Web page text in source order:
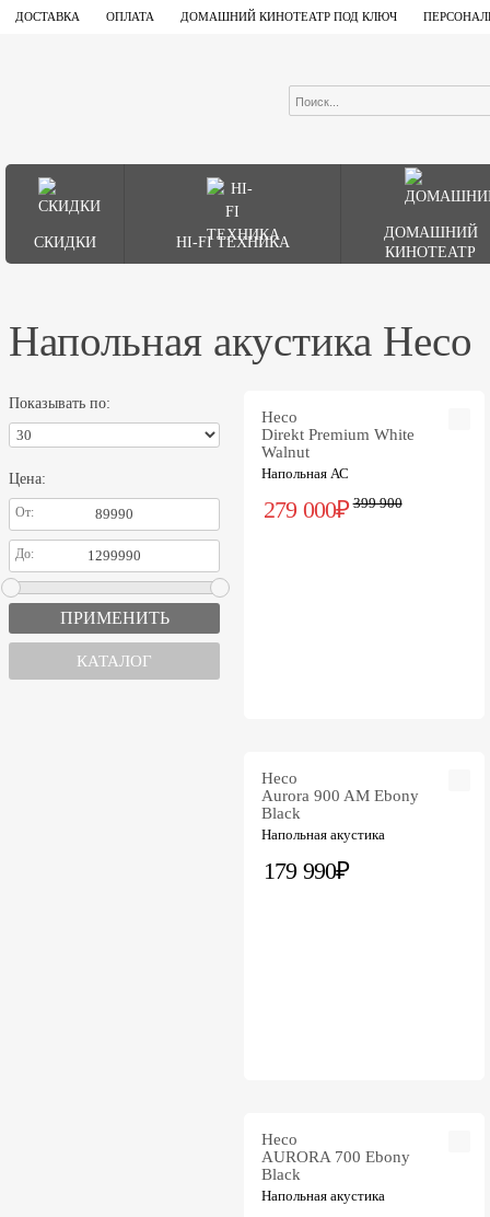
ДОСТАВКА ОПЛАТА ДОМАШНИЙ КИНОТЕАТР ПОД КЛЮЧ
СКИДКИ HI-FI ТЕХНИКА
ДОМАШНИЙ
КИНОТЕАТР
Напольная акустика Heco
Показывать по:
Цена:
От:
До:
КАТАЛОГ
Heco
Direkt Premium White
Walnut
Напольная АС
279 000₽ 399 900
Heco
Aurora 900 AM Ebony
Black
Напольная акустика
179 990₽
Heco
AURORA 700 Ebony
Black
Напольная акустика